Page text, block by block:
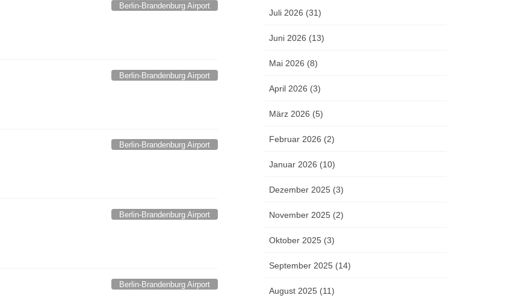
Berlin-Brandenburg Airport
Berlin-Brandenburg Airport
Berlin-Brandenburg Airport
Berlin-Brandenburg Airport
Berlin-Brandenburg Airport
Juli 2026 (31)
Juni 2026 (13)
Mai 2026 (8)
April 2026 (3)
März 2026 (5)
Februar 2026 (2)
Januar 2026 (10)
Dezember 2025 (3)
November 2025 (2)
Oktober 2025 (3)
September 2025 (14)
August 2025 (11)